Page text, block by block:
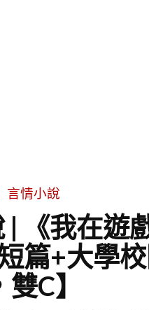
言情小說
《我在遊
篇+大學
C】